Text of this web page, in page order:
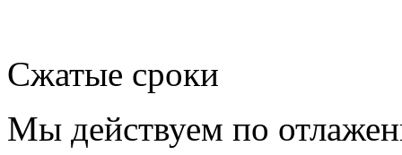
Сжатые сроки
Мы действуем по